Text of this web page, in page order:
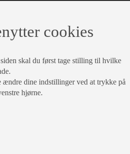
cookies
skal du først tage stilling til hvilke
dine indstillinger ved at trykke på
hjørne.